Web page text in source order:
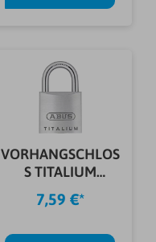
VORHANGSCHLOS
S TITALIUM
64TI/25 B/SB
7,59 €*